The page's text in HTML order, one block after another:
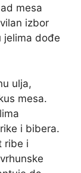
mesa
izbor
jelima dođe
ulja,
mesa.
i bibera.
ribe i